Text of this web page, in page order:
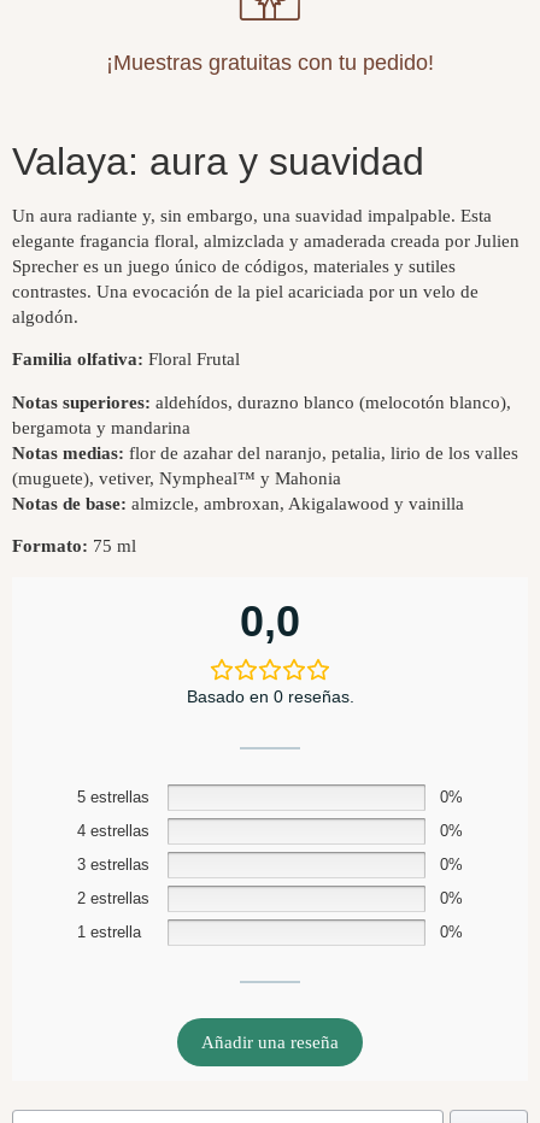
¡Muestras gratuitas con tu pedido!
Valaya: aura y suavidad
Un aura radiante y, sin embargo, una suavidad impalpable. Esta
elegante fragancia floral, almizclada y amaderada creada por Julien
Sprecher es un juego único de códigos, materiales y sutiles
contrastes. Una evocación de la piel acariciada por un velo de
algodón.
Familia olfativa: Floral Frutal
Notas superiores: aldehídos, durazno blanco (melocotón blanco),
bergamota y mandarina
Notas medias: flor de azahar del naranjo, petalia, lirio de los valles
(muguete), vetiver, Nympheal™ y Mahonia
Notas de base: almizcle, ambroxan, Akigalawood y vainilla
Formato: 75 ml
0,0
Basado en 0 reseñas.
5 estrellas
0%
4 estrellas
0%
3 estrellas
0%
2 estrellas
0%
1 estrella
0%
Añadir una reseña